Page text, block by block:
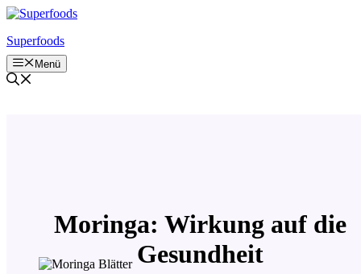
Zum
springen
Superfoods
Menü
Moringa: Wirkung auf die
Gesundheit